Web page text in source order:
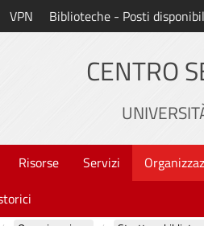
VPN Biblioteche - Posti
CENTRO
Risorse Servizi